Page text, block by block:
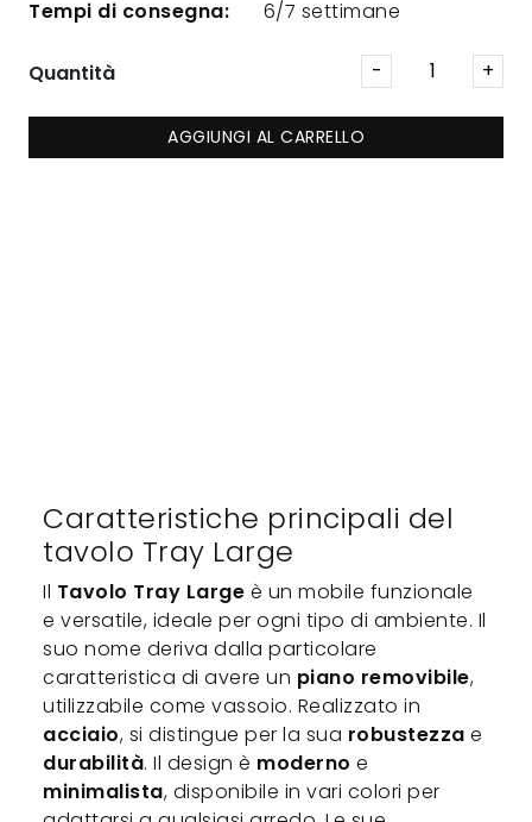
Caratteristiche principali del
tavolo Tray Large
Il Tavolo Tray Large è un mobile funzionale
e versatile, ideale per ogni tipo di ambiente. Il
suo nome deriva dalla particolare
caratteristica di avere un piano removibile,
utilizzabile come vassoio. Realizzato in
acciaio, si distingue per la sua robustezza e
durabilità. Il design è moderno e
minimalista, disponibile in vari colori per
Tempi di consegna: 6/7 settimane
Quantità
AGGIUNGI AL CARRELLO